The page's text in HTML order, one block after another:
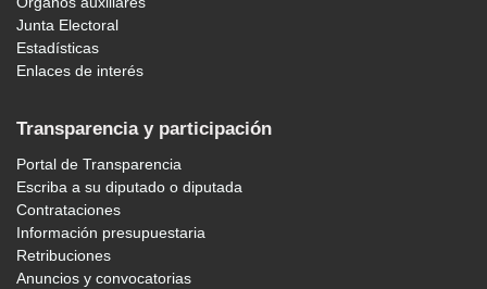
Junta Electoral
Estadísticas
Enlaces de interés
Transparencia y participación
Portal de Transparencia
Escriba a su diputado o diputada
Contrataciones
Información presupuestaria
Retribuciones
Anuncios y convocatorias